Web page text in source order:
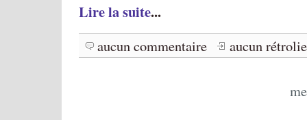
Lire la suite...
aucun commentaire aucun